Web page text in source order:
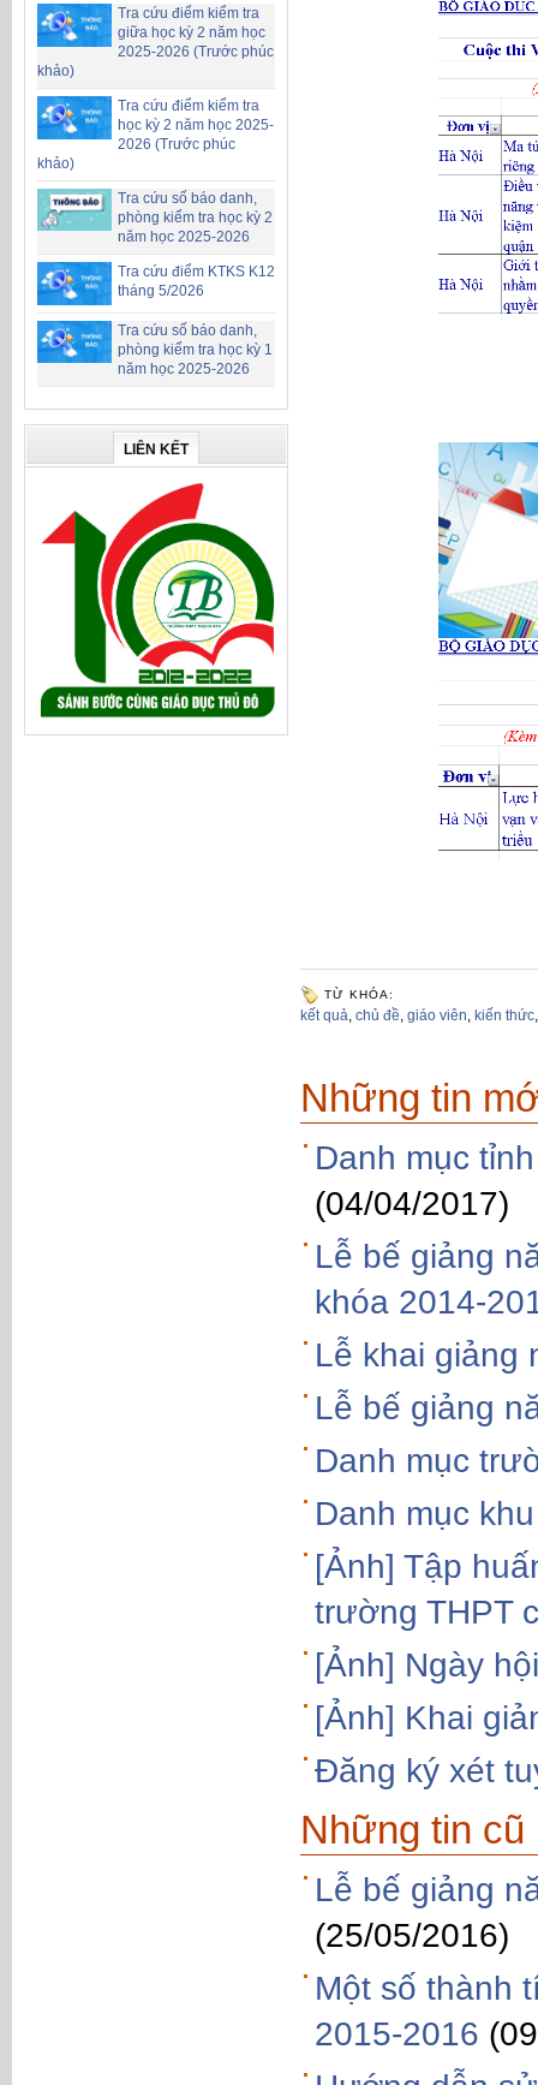
Tra cứu điểm kiểm tra
giữa học kỳ 2 năm học
2025-2026 (Trước phúc
khảo)
Tra cứu điểm kiểm tra
học kỳ 2 năm học 2025-
2026 (Trước phúc
khảo)
Tra cứu số báo danh,
phòng kiểm tra học kỳ 2
năm học 2025-2026
Tra cứu điểm KTKS K12
tháng 5/2026
Tra cứu số báo danh,
phòng kiểm tra học kỳ 1
năm học 2025-2026
LIÊN KẾT
TỪ KHÓA:
kết quả, chủ đề, giáo viên, kiến thức
Những tin
Danh mục
(04/04/2017)
Lễ bế giảng
khóa 2014-
Lễ khai giảng
Lễ bế giảng
Danh mục
Danh mục
[Ảnh] Tập
trường THPT
[Ảnh] Ngày
[Ảnh] Khai
Đăng ký xét
Những tin cũ
Lễ bế giảng
(25/05/2016)
Một số thành
2015-2016